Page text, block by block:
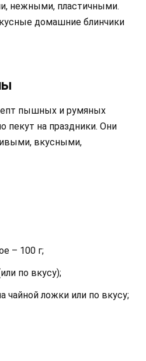
нежными, пластичными.
домашние блинчики
пышных и румяных
пекут на праздники. Они
вкусными,
– 100 г;
по вкусу);
чайной ложки или по вкусу;